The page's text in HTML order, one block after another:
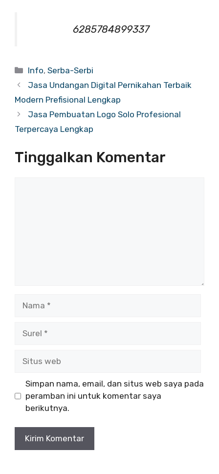
6285784899337
Info,Serba-Serbi
Jasa Undangan Digital Pernikahan Terbaik
Modern Prefisional Lengkap
Jasa Pembuatan Logo Solo Profesional
Terpercaya Lengkap
Tinggalkan Komentar
Simpan nama, email, dan situs web saya pada
peramban ini untuk komentar saya
berikutnya.